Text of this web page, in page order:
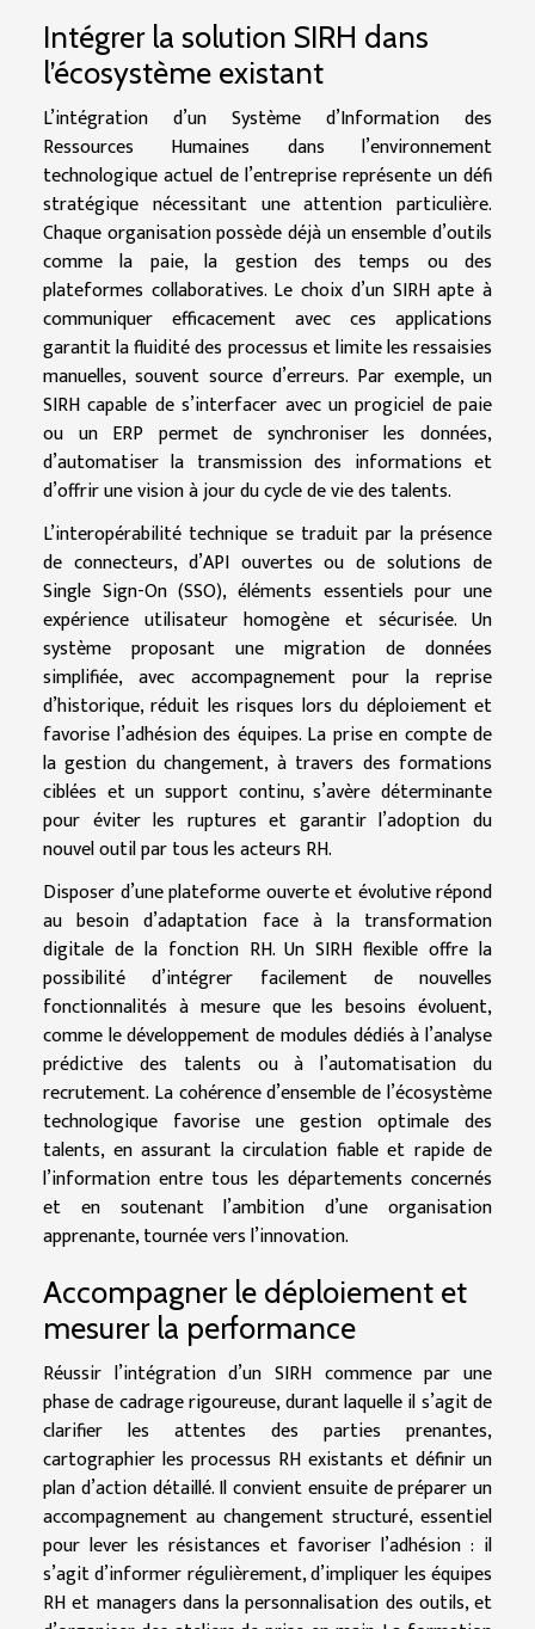
Intégrer la solution SIRH dans
l’écosystème existant
L’intégration d’un Système d’Information des
Ressources Humaines dans l’environnement
technologique actuel de l’entreprise représente un défi
stratégique nécessitant une attention particulière.
Chaque organisation possède déjà un ensemble d’outils
comme la paie, la gestion des temps ou des
plateformes collaboratives. Le choix d’un SIRH apte à
communiquer efficacement avec ces applications
garantit la fluidité des processus et limite les ressaisies
manuelles, souvent source d’erreurs. Par exemple, un
SIRH capable de s’interfacer avec un progiciel de paie
ou un ERP permet de synchroniser les données,
d’automatiser la transmission des informations et
d’offrir une vision à jour du cycle de vie des talents.
L’interopérabilité technique se traduit par la présence
de connecteurs, d’API ouvertes ou de solutions de
Single Sign-On (SSO), éléments essentiels pour une
expérience utilisateur homogène et sécurisée. Un
système proposant une migration de données
simplifiée, avec accompagnement pour la reprise
d’historique, réduit les risques lors du déploiement et
favorise l’adhésion des équipes. La prise en compte de
la gestion du changement, à travers des formations
ciblées et un support continu, s’avère déterminante
pour éviter les ruptures et garantir l’adoption du
nouvel outil par tous les acteurs RH.
Disposer d’une plateforme ouverte et évolutive répond
au besoin d’adaptation face à la transformation
digitale de la fonction RH. Un SIRH flexible offre la
possibilité d’intégrer facilement de nouvelles
fonctionnalités à mesure que les besoins évoluent,
comme le développement de modules dédiés à l’analyse
prédictive des talents ou à l’automatisation du
recrutement. La cohérence d’ensemble de l’écosystème
technologique favorise une gestion optimale des
talents, en assurant la circulation fiable et rapide de
l’information entre tous les départements concernés
et en soutenant l’ambition d’une organisation
apprenante, tournée vers l’innovation.
Accompagner le déploiement et
mesurer la performance
Réussir l’intégration d’un SIRH commence par une
phase de cadrage rigoureuse, durant laquelle il s’agit de
clarifier les attentes des parties prenantes,
cartographier les processus RH existants et définir un
plan d’action détaillé. Il convient ensuite de préparer un
accompagnement au changement structuré, essentiel
pour lever les résistances et favoriser l’adhésion : il
s’agit d’informer régulièrement, d’impliquer les équipes
RH et managers dans la personnalisation des outils, et